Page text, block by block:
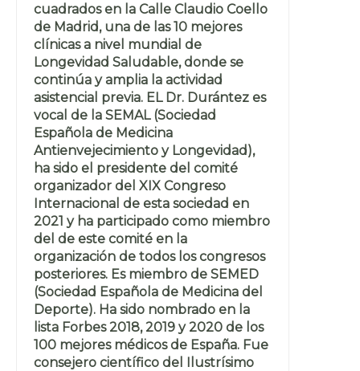
cuadrados en la Calle Claudio Coello
de Madrid, una de las 10 mejores
clínicas a nivel mundial de
Longevidad Saludable, donde se
continúa y amplia la actividad
asistencial previa. EL Dr. Durántez es
vocal de la SEMAL (Sociedad
Española de Medicina
Antienvejecimiento y Longevidad),
ha sido el presidente del comité
organizador del XIX Congreso
Internacional de esta sociedad en
2021 y ha participado como miembro
del de este comité en la
organización de todos los congresos
posteriores. Es miembro de SEMED
(Sociedad Española de Medicina del
Deporte). Ha sido nombrado en la
lista Forbes 2018, 2019 y 2020 de los
100 mejores médicos de España. Fue
consejero científico del Ilustrísimo